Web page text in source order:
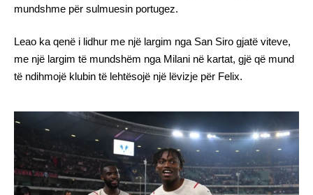
mundshme për sulmuesin portugez.
Leao ka qenë i lidhur me një largim nga San Siro gjatë viteve,
me një largim të mundshëm nga Milani në kartat, gjë që mund
të ndihmojë klubin të lehtësojë një lëvizje për Felix.